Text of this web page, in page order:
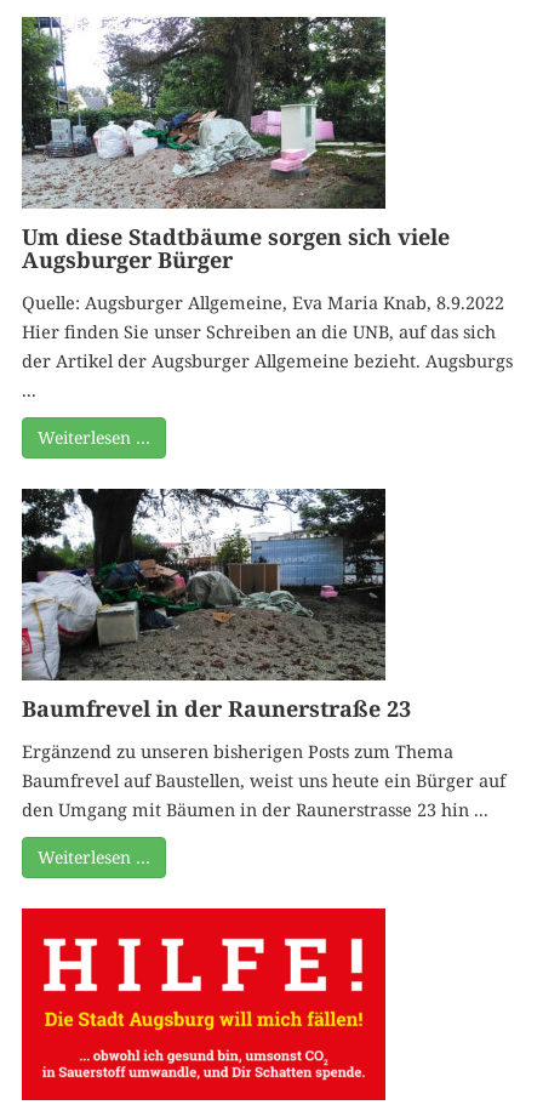
Um diese Stadtbäume sorgen sich viele
Augsburger Bürger
Quelle: Augsburger Allgemeine, Eva Maria Knab, 8.9.2022
Hier finden Sie unser Schreiben an die UNB, auf das sich
der Artikel der Augsburger Allgemeine bezieht. Augsburgs
...
Weiterlesen …
Baumfrevel in der Raunerstraße 23
Ergänzend zu unseren bisherigen Posts zum Thema
Baumfrevel auf Baustellen, weist uns heute ein Bürger auf
den Umgang mit Bäumen in der Raunerstrasse 23 hin ...
Weiterlesen …